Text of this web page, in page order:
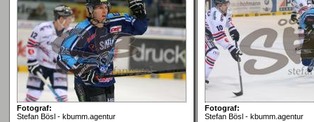
Fotograf:
Stefan Bösl - kbumm.agentur
Fotograf:
Stefan Bösl - kbumm.agentur